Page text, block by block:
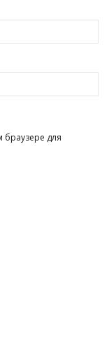
браузере для